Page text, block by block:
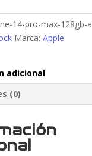
14-pro-max-128gb-a
Marca: Apple
adicional
(0)